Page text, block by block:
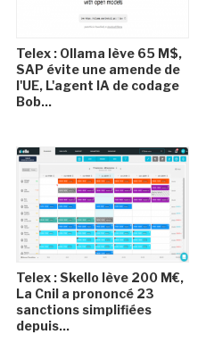
Telex : Ollama lève 65 M$,
SAP évite une amende de
l'UE, L'agent IA de codage
Bob...
Telex : Skello lève 200 M€,
La Cnil a prononcé 23
sanctions simplifiées
depuis...